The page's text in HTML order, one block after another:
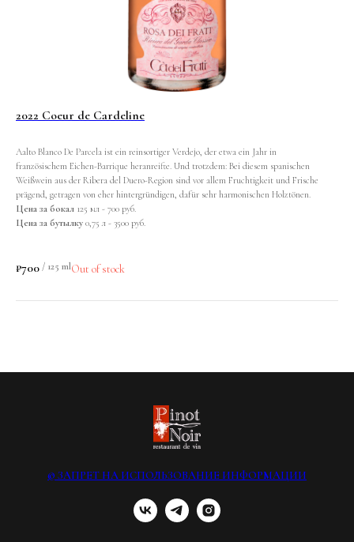
2022 Coeur de Cardeline
Aalto Blanco De Parcela ist ein reinsortiger Verdejo, der etwa ein Jahr in
französischem Eichen-Barrique heranreifte. Und trotzdem: Bei diesem spanischen
Weißwein aus der Ribera del Duero-Region sind vor allem Fruchtigkeit und Frische
prägend, getragen von eher hintergründigen, dafür sehr harmonischen Holztönen.
Цена за бокал 125 мл - 700 руб.
Цена за бутылку 0,75 л - 3500 руб.
₽700 / 125 mlOut of stock
© ЗАПРЕТ НА ИСПОЛЬЗОВАНИЕ ИНФОРМАЦИИ